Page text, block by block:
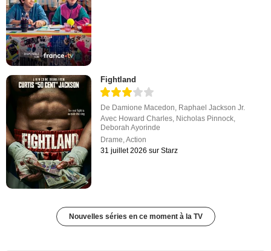
Fightland
De Damione Macedon Raphael Jackson Jr.
Avec Howard Charles Nicholas Pinnock
Deborah Ayorinde
Drame ,Action
31 juillet 2026 sur Starz
Nouvelles séries en ce moment à la TV